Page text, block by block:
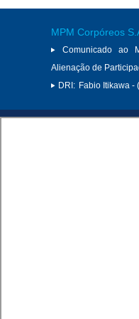
MPM Corpóreos
Comunicado ao
Alienação de
DRI: Fabio Itikawa -